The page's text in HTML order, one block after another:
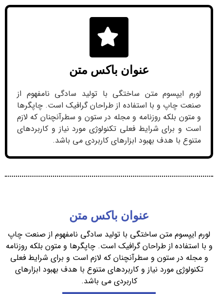
عنوان باکس متن
لورم ایپسوم متن ساختگی با تولید سادگی نامفهوم از
صنعت چاپ و با استفاده از طراحان گرافیک است. چاپگرها
و متون بلکه روزنامه و مجله در ستون و سطرآنچنان که لازم
است و برای شرایط فعلی تکنولوژی مورد نیاز و کاربردهای
متنوع با هدف بهبود ابزارهای کاربردی می باشد.
عنوان باکس متن
لورم ایپسوم متن ساختگی با تولید سادگی نامفهوم از صنعت چاپ
و با استفاده از طراحان گرافیک است. چاپگرها و متون بلکه روزنامه
و مجله در ستون و سطرآنچنان که لازم است و برای شرایط فعلی
تکنولوژی مورد نیاز و کاربردهای متنوع با هدف بهبود ابزارهای
کاربردی می باشد.